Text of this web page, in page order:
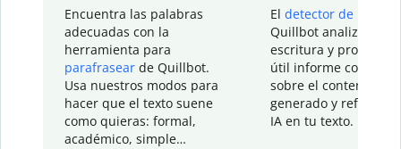
Encuentra las palabras
adecuadas con la
herramienta para
parafrasear de Quillbot.
Usa nuestros modos para
hacer que el texto suene
como quieras: formal,
académico, simple…
El detector de IA
Quillbot analiza tu
escritura y
útil informe con
sobre el contenido
generado y refinado
IA en tu texto.